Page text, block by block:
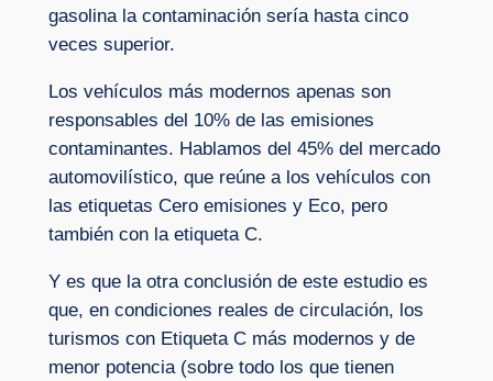
gasolina la contaminación sería hasta cinco
veces superior.
Los vehículos más modernos apenas son
responsables del 10% de las emisiones
contaminantes. Hablamos del 45% del mercado
automovilístico, que reúne a los vehículos con
las etiquetas Cero emisiones y Eco, pero
también con la etiqueta C.
Y es que la otra conclusión de este estudio es
que, en condiciones reales de circulación, los
turismos con Etiqueta C más modernos y de
menor potencia (sobre todo los que tienen